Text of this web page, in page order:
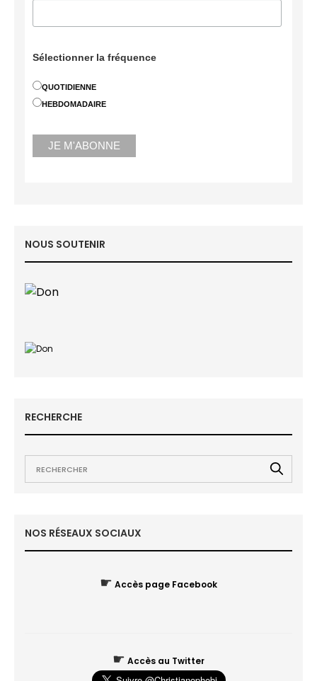
Sélectionner la fréquence
QUOTIDIENNE
HEBDOMADAIRE
NOUS SOUTENIR
RECHERCHE
NOS RÉSEAUX SOCIAUX
☛ Accès page Facebook
☛ Accès au Twitter